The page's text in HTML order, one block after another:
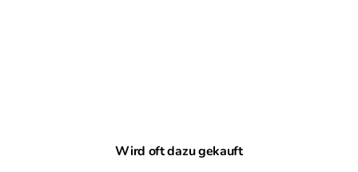
Produktgalerie überspringen
Wird oft dazu gekauft